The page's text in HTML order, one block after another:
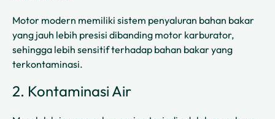
Motor modern memiliki sistem penyaluran bahan bakar
yang jauh lebih presisi dibanding motor karburator,
sehingga lebih sensitif terhadap bahan bakar yang
terkontaminasi.
2. Kontaminasi Air